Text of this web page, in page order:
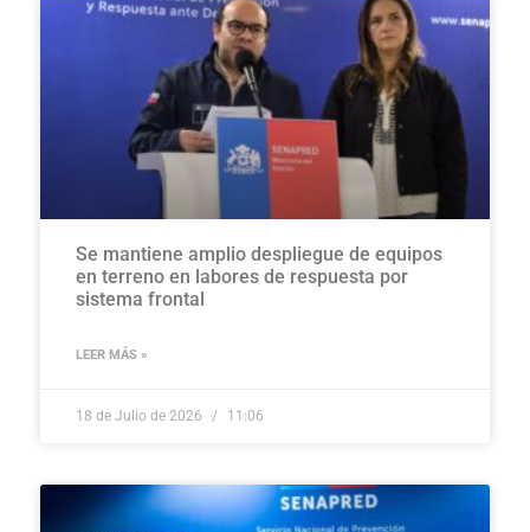
Se mantiene amplio despliegue de equipos
en terreno en labores de respuesta por
sistema frontal
LEER MÁS »
18 de Julio de 2026 11:06